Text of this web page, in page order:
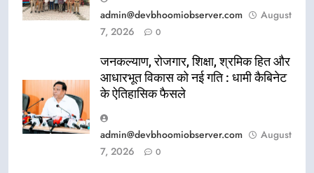
admin@devbhoomiobserver.com
August
7, 2026
0
जनकल्याण, रोजगार, शिक्षा, श्रमिक हित और
आधारभूत विकास को नई गति : धामी कैबिनेट
के ऐतिहासिक फैसले
admin@devbhoomiobserver.com
August
7, 2026
0